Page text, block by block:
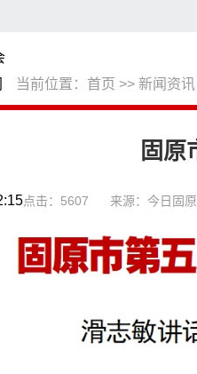
当前位置： 首页 >> 新闻资讯
固原
点击：5607 来源：今日固